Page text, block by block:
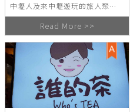
中壢人及來中壢遊玩的旅人聚
會、宵夜的必備零食。 祥伯東山
鴨頭迄今仍堅持每日清晨至市場
挑選生鮮食材。 從生鮮食材到滷
製過程，注重食材新鮮及衛生。
堅持當日現滷現賣，美味可口用
心把產品做到最好的狀態銷售給
老饕。 椰子專賣店，也是有30年
的歷史了，當然對專業的也頗有
Read More >>